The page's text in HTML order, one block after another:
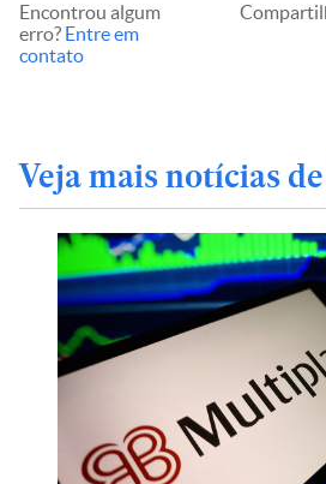
Encontrou algum
erro? Entre em
contato
Veja mais notícias